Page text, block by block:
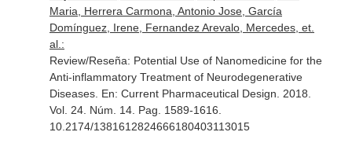
Maria, Herrera Carmona, Antonio Jose, García
Domínguez, Irene, Fernandez Arevalo, Mercedes, et.
al.:
Review/Reseña: Potential Use of Nanomedicine for the
Anti-inflammatory Treatment of Neurodegenerative
Diseases. En: Current Pharmaceutical Design . 2018.
Vol. 24. Núm. 14. Pag. 1589-1616.
10.2174/1381612824666180403113015